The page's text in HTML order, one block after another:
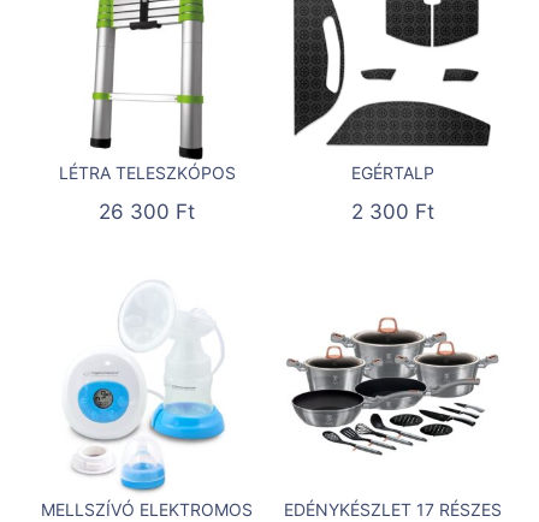
LÉTRA TELESZKÓPOS
26 300 Ft
EGÉRTALP
2 300 Ft
MELLSZÍVÓ ELEKTROMOS EDÉNYKÉSZLET 17 RÉSZES